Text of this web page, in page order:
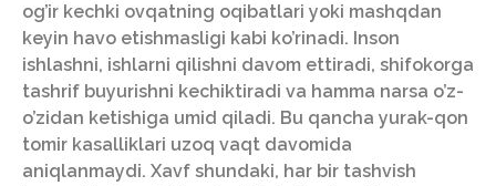
og’ir kechki ovqatning oqibatlari yoki mashqdan
keyin havo etishmasligi kabi ko’rinadi. Inson
ishlashni, ishlarni qilishni davom ettiradi, shifokorga
tashrif buyurishni kechiktiradi va hamma narsa o’z-
o’zidan ketishiga umid qiladi. Bu qancha yurak-qon
tomir kasalliklari uzoq vaqt davomida
aniqlanmaydi. Xavf shundaki, har bir tashvish